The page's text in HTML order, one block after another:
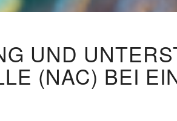
UND
(NAC) BEI